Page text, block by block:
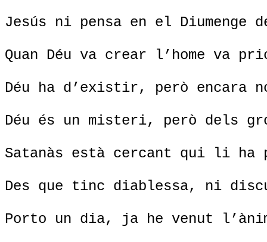
Jesús ni pensa en el Diumenge
Quan Déu va crear l’home va
Déu ha d’existir, però encara
Déu és un misteri, però dels
Satanàs està cercant qui li
Des que tinc diablessa, ni
Porto un dia, ja he venut